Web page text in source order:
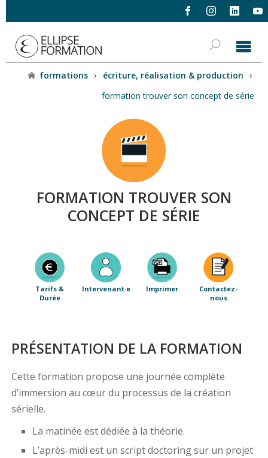
formations › écriture, réalisation & production ›
formation trouver son concept de série
FORMATION TROUVER SON
CONCEPT DE SÉRIE
Tarifs &
Durée
Intervenant·e Imprimer
Contactez-
nous
PRÉSENTATION DE LA FORMATION
Cette formation propose une journée complète
d’immersion au cœur du processus de la création
sérielle.
La matinée est dédiée à la théorie.
L’après-midi est un script doctoring sur un projet